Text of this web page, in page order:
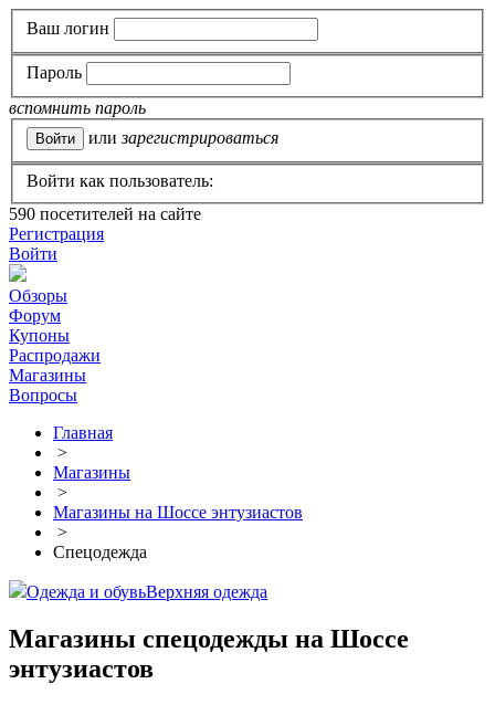
Ваш логин
Пароль
вспомнить пароль
или зарегистрироваться
Войти как пользователь:
590 посетителей на сайте
Регистрация
Войти
Обзоры
Форум
Купоны
Распродажи
Магазины
Вопросы
Главная
>
Магазины
>
Магазины на Шоссе энтузиастов
>
Спецодежда
Одежда и обувьВерхняя одежда
Магазины спецодежды на Шоссе
энтузиастов